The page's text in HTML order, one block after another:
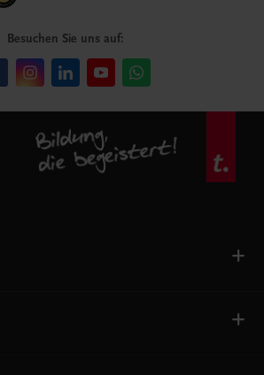
Besuchen Sie uns auf: